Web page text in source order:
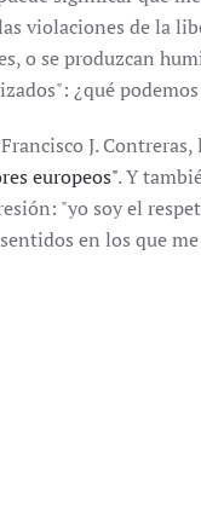
violaciones de la
o se produzcan
¿qué podemos
J.
europeos". Y
"yo soy el
en los que